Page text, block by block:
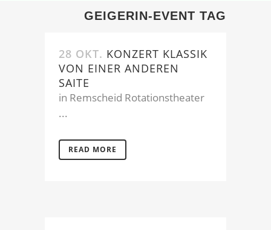
GEIGERIN-EVENT TAG
28 OKT. KONZERT KLASSIK
VON EINER ANDEREN
SAITE
in Remscheid Rotationstheater
...
READ MORE